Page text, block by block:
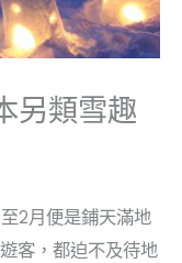
另類雪趣
2月便是鋪天滿地
客，都迫不及待地